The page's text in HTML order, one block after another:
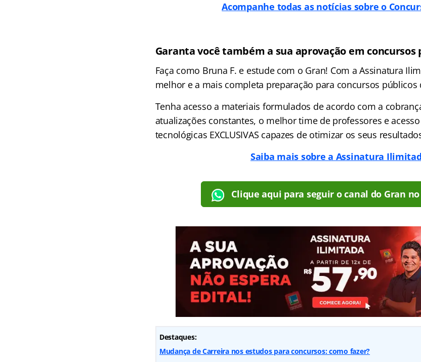
Acompanhe todas as notícias sobre o
Garanta você também a sua aprovação em concursos
Faça como Bruna F. e estude com o Gran! Com a Assinatura
melhor e a mais completa preparação para concursos públicos
Tenha acesso a materiais formulados de acordo com a
atualizações constantes, o melhor time de professores e
tecnológicas EXCLUSIVAS capazes de otimizar os seus
Saiba mais sobre a Assinatura
Clique aqui para seguir o canal do Gran
Destaques:
Mudança de Carreira nos estudos para concursos: como fazer?